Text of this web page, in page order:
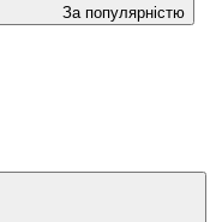
За популярністю